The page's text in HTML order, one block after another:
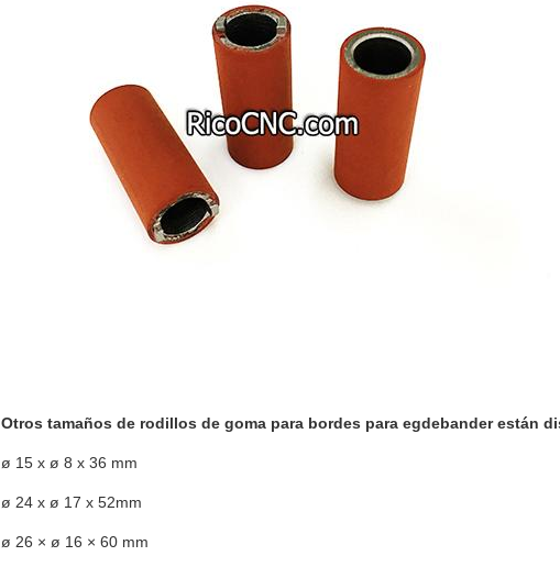
Otros tamaños de rodillos de goma para bordes para egdebander están
ø 15 x ø 8 x 36 mm
ø 24 x ø 17 x 52mm
ø 26 × ø 16 × 60 mm